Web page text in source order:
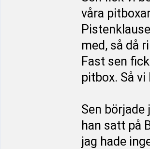
våra
med, så då
Fast sen
pitbox. Så vi
Sen började
han satt på
jag hade